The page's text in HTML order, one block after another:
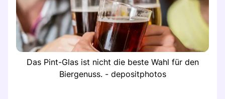
Das Pint-Glas ist nicht die beste Wahl für den
Biergenuss. - depositphotos